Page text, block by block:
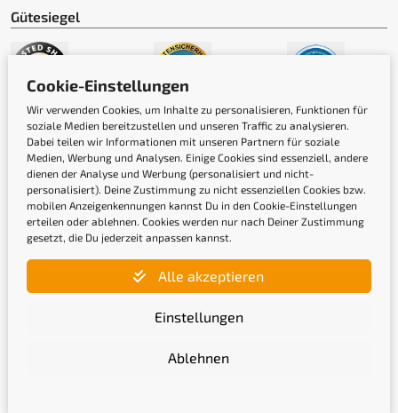
Gütesiegel
Newsletter
Gib hier Deine E-Mail-Adresse ein, um Dich
Cookie-Einstellungen
Wir verwenden Cookies, um Inhalte zu personalisieren, Funktionen für
soziale Medien bereitzustellen und unseren Traffic zu analysieren.
Dabei teilen wir Informationen mit unseren Partnern für soziale
Medien, Werbung und Analysen. Einige Cookies sind essenziell, andere
dienen der Analyse und Werbung (personalisiert und nicht-
personalisiert). Deine Zustimmung zu nicht essenziellen Cookies bzw.
mobilen Anzeigenkennungen kannst Du in den Cookie-Einstellungen
erteilen oder ablehnen. Cookies werden nur nach Deiner Zustimmung
gesetzt, die Du jederzeit anpassen kannst.
Alle akzeptieren
Einstellungen
Ablehnen